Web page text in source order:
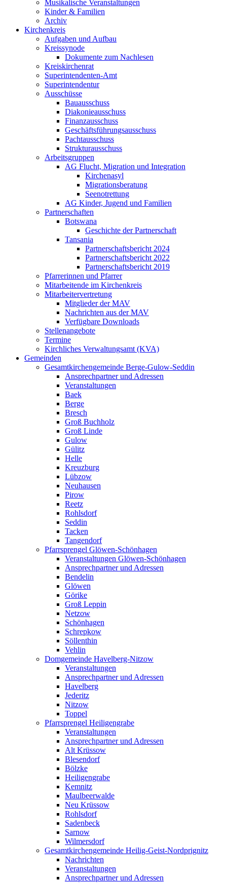
Musikalische Veranstaltungen
Kinder & Familien
Archiv
Kirchenkreis
Aufgaben und Aufbau
Kreissynode
Dokumente zum Nachlesen
Kreiskirchenrat
Superintendenten-Amt
Superintendentur
Ausschüsse
Bauausschuss
Diakonieausschuss
Finanzausschuss
Geschäftsführungsausschuss
Pachtausschuss
Strukturausschuss
Arbeitsgruppen
AG Flucht, Migration und Integration
Kirchenasyl
Migrationsberatung
Seenotrettung
AG Kinder, Jugend und Familien
Partnerschaften
Botswana
Geschichte der Partnerschaft
Tansania
Partnerschaftsbericht 2024
Partnerschaftsbericht 2022
Partnerschaftsbericht 2019
Pfarrerinnen und Pfarrer
Mitarbeitende im Kirchenkreis
Mitarbeitervertretung
Mitglieder der MAV
Nachrichten aus der MAV
Verfügbare Downloads
Stellenangebote
Termine
Kirchliches Verwaltungsamt (KVA)
Gemeinden
Gesamtkirchengemeinde Berge-Gulow-Seddin
Ansprechpartner und Adressen
Veranstaltungen
Baek
Berge
Bresch
Groß Buchholz
Groß Linde
Gulow
Gülitz
Helle
Kreuzburg
Lübzow
Neuhausen
Pirow
Reetz
Rohlsdorf
Seddin
Tacken
Tangendorf
Pfarrsprengel Glöwen-Schönhagen
Veranstaltungen Glöwen-Schönhagen
Ansprechpartner und Adressen
Bendelin
Glöwen
Görike
Groß Leppin
Netzow
Schönhagen
Schrepkow
Söllenthin
Vehlin
Domgemeinde Havelberg-Nitzow
Veranstaltungen
Ansprechpartner und Adressen
Havelberg
Jederitz
Nitzow
Toppel
Pfarrsprengel Heiligengrabe
Veranstaltungen
Ansprechpartner und Adressen
Alt Krüssow
Blesendorf
Bölzke
Heiligengrabe
Kemnitz
Maulbeerwalde
Neu Krüssow
Rohlsdorf
Sadenbeck
Sarnow
Wilmersdorf
Gesamtkirchengemeinde Heilig-Geist-Nordprignitz
Nachrichten
Veranstaltungen
Ansprechpartner und Adressen